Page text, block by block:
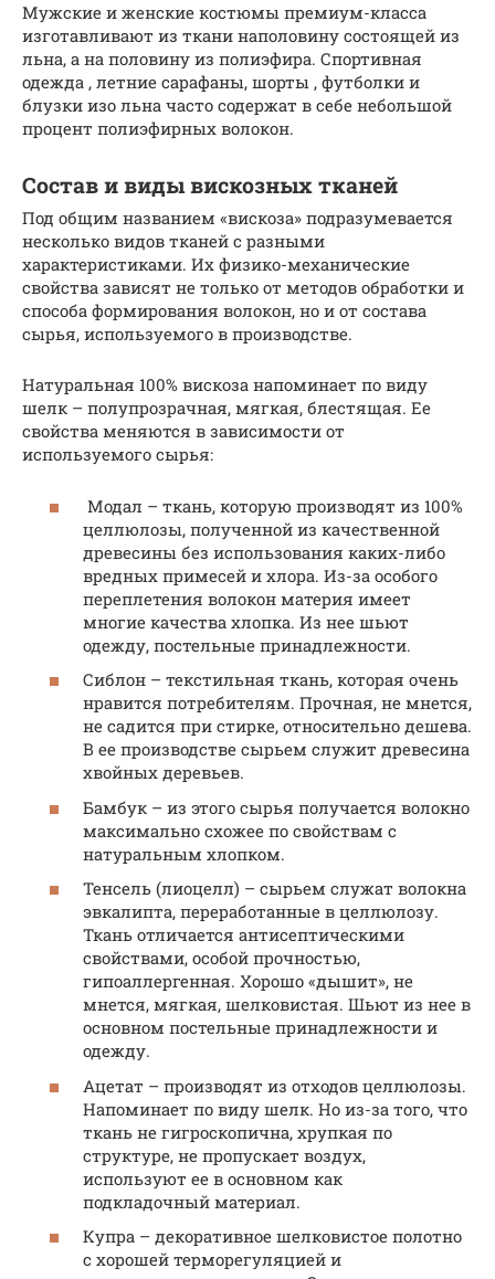
Мужские и женские костюмы премиум-класса
изготавливают из ткани наполовину состоящей из
льна, а на половину из полиэфира. Спортивная
одежда , летние сарафаны, шорты , футболки и
блузки изо льна часто содержат в себе небольшой
процент полиэфирных волокон.
Состав и виды вискозных тканей
Под общим названием «вискоза» подразумевается
несколько видов тканей с разными
характеристиками. Их физико-механические
свойства зависят не только от методов обработки и
способа формирования волокон, но и от состава
сырья, используемого в производстве.
Натуральная 100% вискоза напоминает по виду
шелк – полупрозрачная, мягкая, блестящая. Ее
свойства меняются в зависимости от
используемого сырья:
Модал – ткань, которую производят из 100%
целлюлозы, полученной из качественной
древесины без использования каких-либо
вредных примесей и хлора. Из-за особого
переплетения волокон материя имеет
многие качества хлопка. Из нее шьют
одежду, постельные принадлежности.
Сиблон – текстильная ткань, которая очень
нравится потребителям. Прочная, не мнется,
не садится при стирке, относительно дешева.
В ее производстве сырьем служит древесина
хвойных деревьев.
Бамбук – из этого сырья получается волокно
максимально схожее по свойствам с
натуральным хлопком.
Тенсель (лиоцелл) – сырьем служат волокна
эвкалипта, переработанные в целлюлозу.
Ткань отличается антисептическими
свойствами, особой прочностью,
гипоаллергенная. Хорошо «дышит», не
мнется, мягкая, шелковистая. Шьют из нее в
основном постельные принадлежности и
одежду.
Ацетат – производят из отходов целлюлозы.
Напоминает по виду шелк. Но из-за того, что
ткань не гигроскопична, хрупкая по
структуре, не пропускает воздух,
используют ее в основном как
подкладочный материал.
Купра – декоративное шелковистое полотно
с хорошей терморегуляцией и